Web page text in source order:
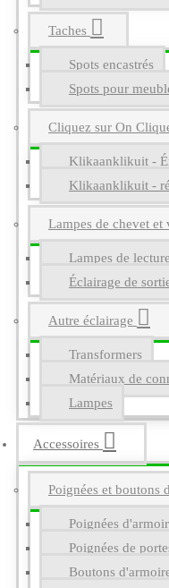
Taches
Spots encastrés
Spots pour
Cliquez sur On
Klikaanklikuit -
Klikaanklikuit -
Lampes de chevet et
Lampes de
Éclairage de
Autre éclairage
Transformers
Matériaux de
Lampes
Accessoires
Poignées et boutons
Poignées
Poignées de
Boutons